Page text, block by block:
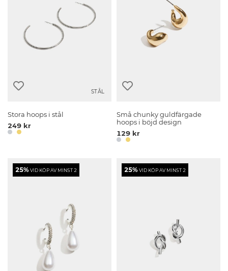
STÅL
Stora hoops i stål
249 kr
Små chunky guldfärgade
hoops i böjd design
129 kr
25%VID KÖP AV MINST 2 25%VID KÖP AV MINST 2